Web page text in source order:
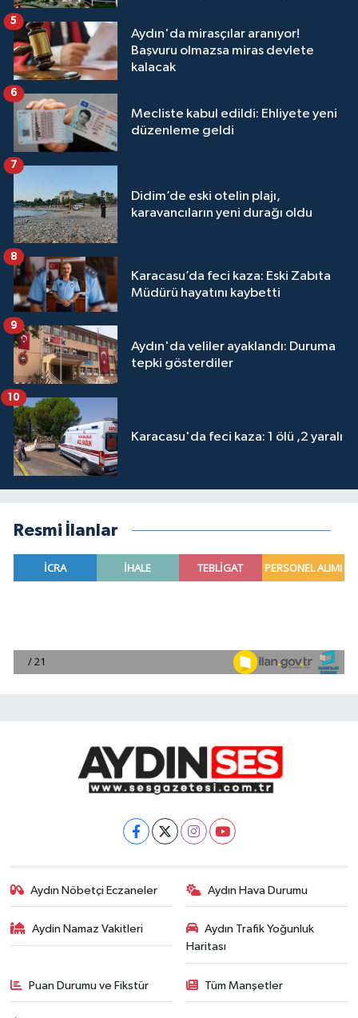
Aydın'da mirasçılar aranıyor!
Başvuru olmazsa miras devlete
kalacak
5
Mecliste kabul edildi: Ehliyete yeni
düzenleme geldi
6
Didim’de eski otelin plajı,
karavancıların yeni durağı oldu
7
Karacasu’da feci kaza: Eski Zabıta
Müdürü hayatını kaybetti
8
Aydın'da veliler ayaklandı: Duruma
tepki gösterdiler
9
Karacasu'da feci kaza: 1 ölü ,2 yaralı
10
Resmi İlanlar
Aydın Nöbetçi Eczaneler Aydın Hava Durumu
Aydin Namaz Vakitleri
Aydın Trafik Yoğunluk
Haritası
Puan Durumu ve Fikstür Tüm Manşetler